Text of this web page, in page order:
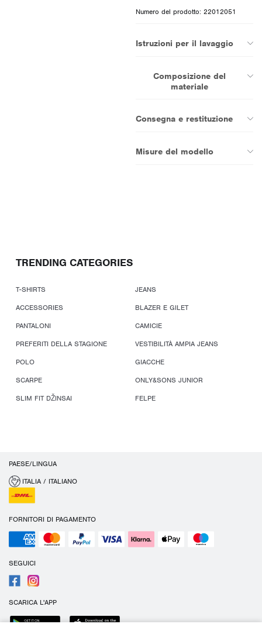
Numero del prodotto: 22012051
Istruzioni per il lavaggio
Composizione del
materiale
Consegna e restituzione
Misure del modello
TRENDING CATEGORIES
T-SHIRTS
JEANS
ACCESSORIES
BLAZER E GILET
PANTALONI
CAMICIE
PREFERITI DELLA STAGIONE
VESTIBILITÀ AMPIA JEANS
POLO
GIACCHE
SCARPE
ONLY&SONS JUNIOR
SLIM FIT DŽINSAI
FELPE
PAESE/LINGUA
ITALIA / ITALIANO
FORNITORI DI PAGAMENTO
SEGUICI
SCARICA L'APP